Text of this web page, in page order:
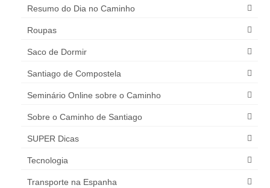
Resumo do Dia no Caminho
Roupas
Saco de Dormir
Santiago de Compostela
Seminário Online sobre o Caminho
Sobre o Caminho de Santiago
SUPER Dicas
Tecnologia
Transporte na Espanha